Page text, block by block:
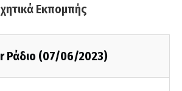
Εκπομπής
Ράδιο (07/06/2023)